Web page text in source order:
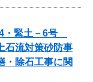
4・緊土－6号
石流対策砂防事
除石工事に関